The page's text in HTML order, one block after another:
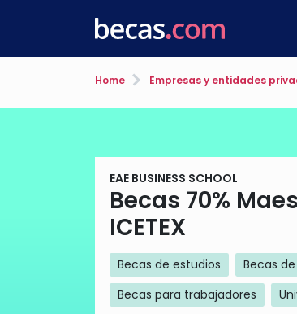
Home Empresas y entidades
EAE BUSINESS SCHOOL
Becas 70%
ICETEX
Becas de estudios Becas
Becas para trabajadores